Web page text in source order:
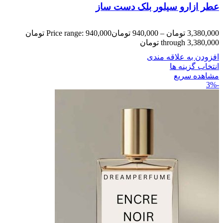
عطر ازارو سیلور بلک دست ساز
3,380,000 تومان –
940,000 تومان
Price range: 940,000 تومان
through 3,380,000 تومان
افزودن به علاقه مندی
انتخاب گزینه ها
مشاهده سریع
-3%